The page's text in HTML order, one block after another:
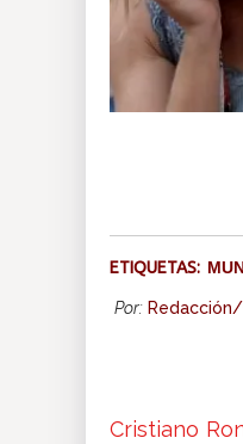
ETIQUETAS:
Por:
Cristiano